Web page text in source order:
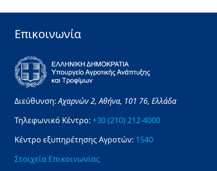
Επικοινωνία
Διεύθυνση:Αχαρνών 2,Αθήνα, 101 76, Ελλάδα
Τηλεφωνικό Κέντρο: +30 (210) 212-4000
Κέντρο εξυπηρέτησης Αγροτών: 1540
Στοιχεία Επικοινωνίας